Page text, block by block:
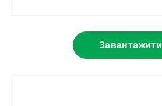
Завантажити